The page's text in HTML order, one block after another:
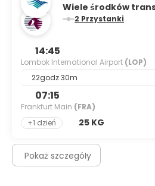
Wiele środków
2 Przystanki
14:45
Lombok International Airport (LOP)
22godz 30m
07:15
Frankfurt Main (FRA)
+1 dzień
25 KG
Pokaż szczegóły